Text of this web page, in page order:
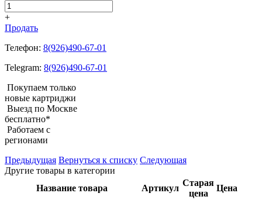
+
Продать
Телефон: 8(926)490-67-01
Telegram: 8(926)490-67-01
Покупаем только
новые картриджи
Выезд по Москве
бесплатно*
Работаем с
регионами
Предыдущая Вернуться к списку Следующая
Другие товары в категории
Название товара
Артикул
Старая
цена
Цена